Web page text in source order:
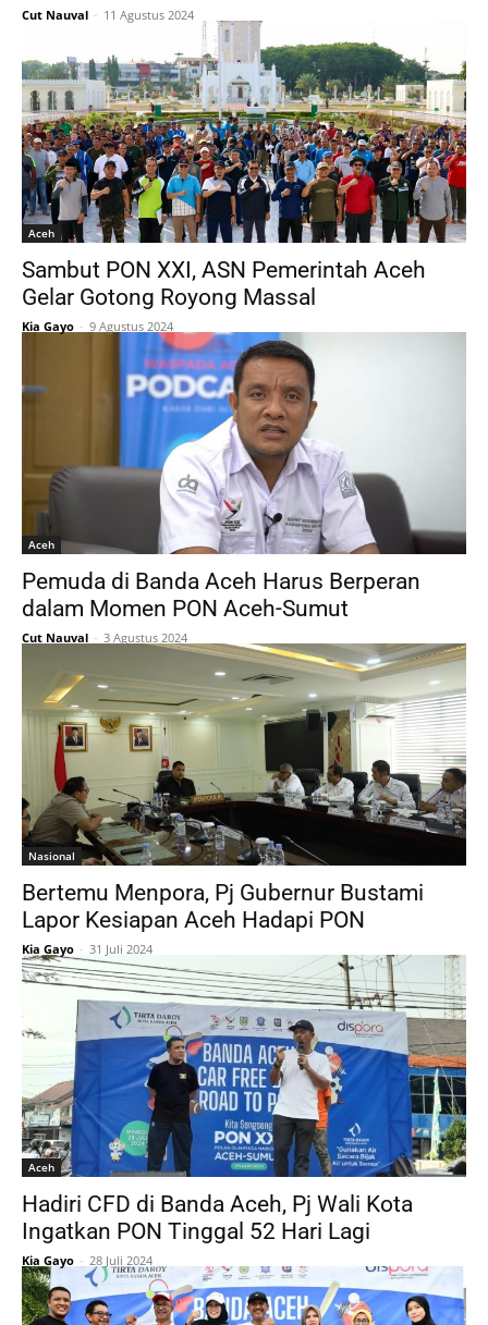
Cut Nauval - 11 Agustus 2024
Aceh
Sambut PON XXI, ASN Pemerintah Aceh
Gelar Gotong Royong Massal
Kia Gayo - 9 Agustus 2024
Aceh
Pemuda di Banda Aceh Harus Berperan
dalam Momen PON Aceh-Sumut
Cut Nauval - 3 Agustus 2024
Nasional
Bertemu Menpora, Pj Gubernur Bustami
Lapor Kesiapan Aceh Hadapi PON
Kia Gayo - 31 Juli 2024
Aceh
Hadiri CFD di Banda Aceh, Pj Wali Kota
Ingatkan PON Tinggal 52 Hari Lagi
Kia Gayo - 28 Juli 2024